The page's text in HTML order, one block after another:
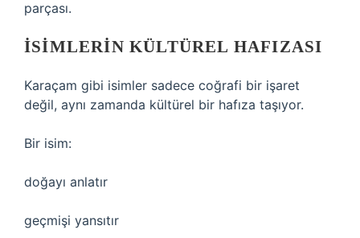
parçası.
İSIMLERIN KÜLTÜREL HAFIZASI
Karaçam gibi isimler sadece coğrafi bir işaret
değil, aynı zamanda kültürel bir hafıza taşıyor.
Bir isim:
doğayı anlatır
geçmişi yansıtır